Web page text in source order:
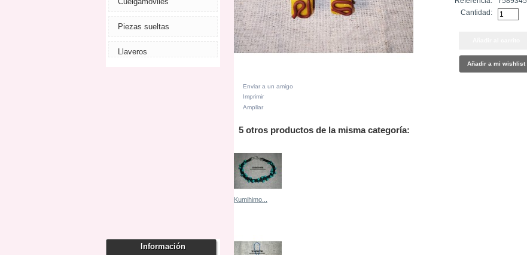
Piezas sueltas
Llaveros
Información
Enviar a un amigo
Imprimir
Ampliar
Cantidad:
Añadir a mi wishlist
5 otros productos de la misma categoría:
Kumihimo...